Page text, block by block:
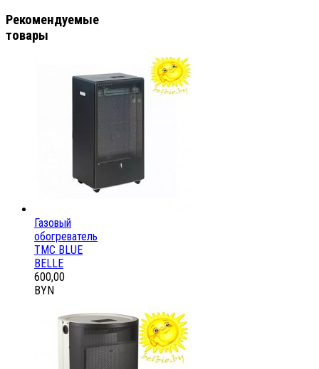
Рекомендуемые
товары
Газовый
обогреватель
ТМС BLUE
BELLE
600,00
BYN